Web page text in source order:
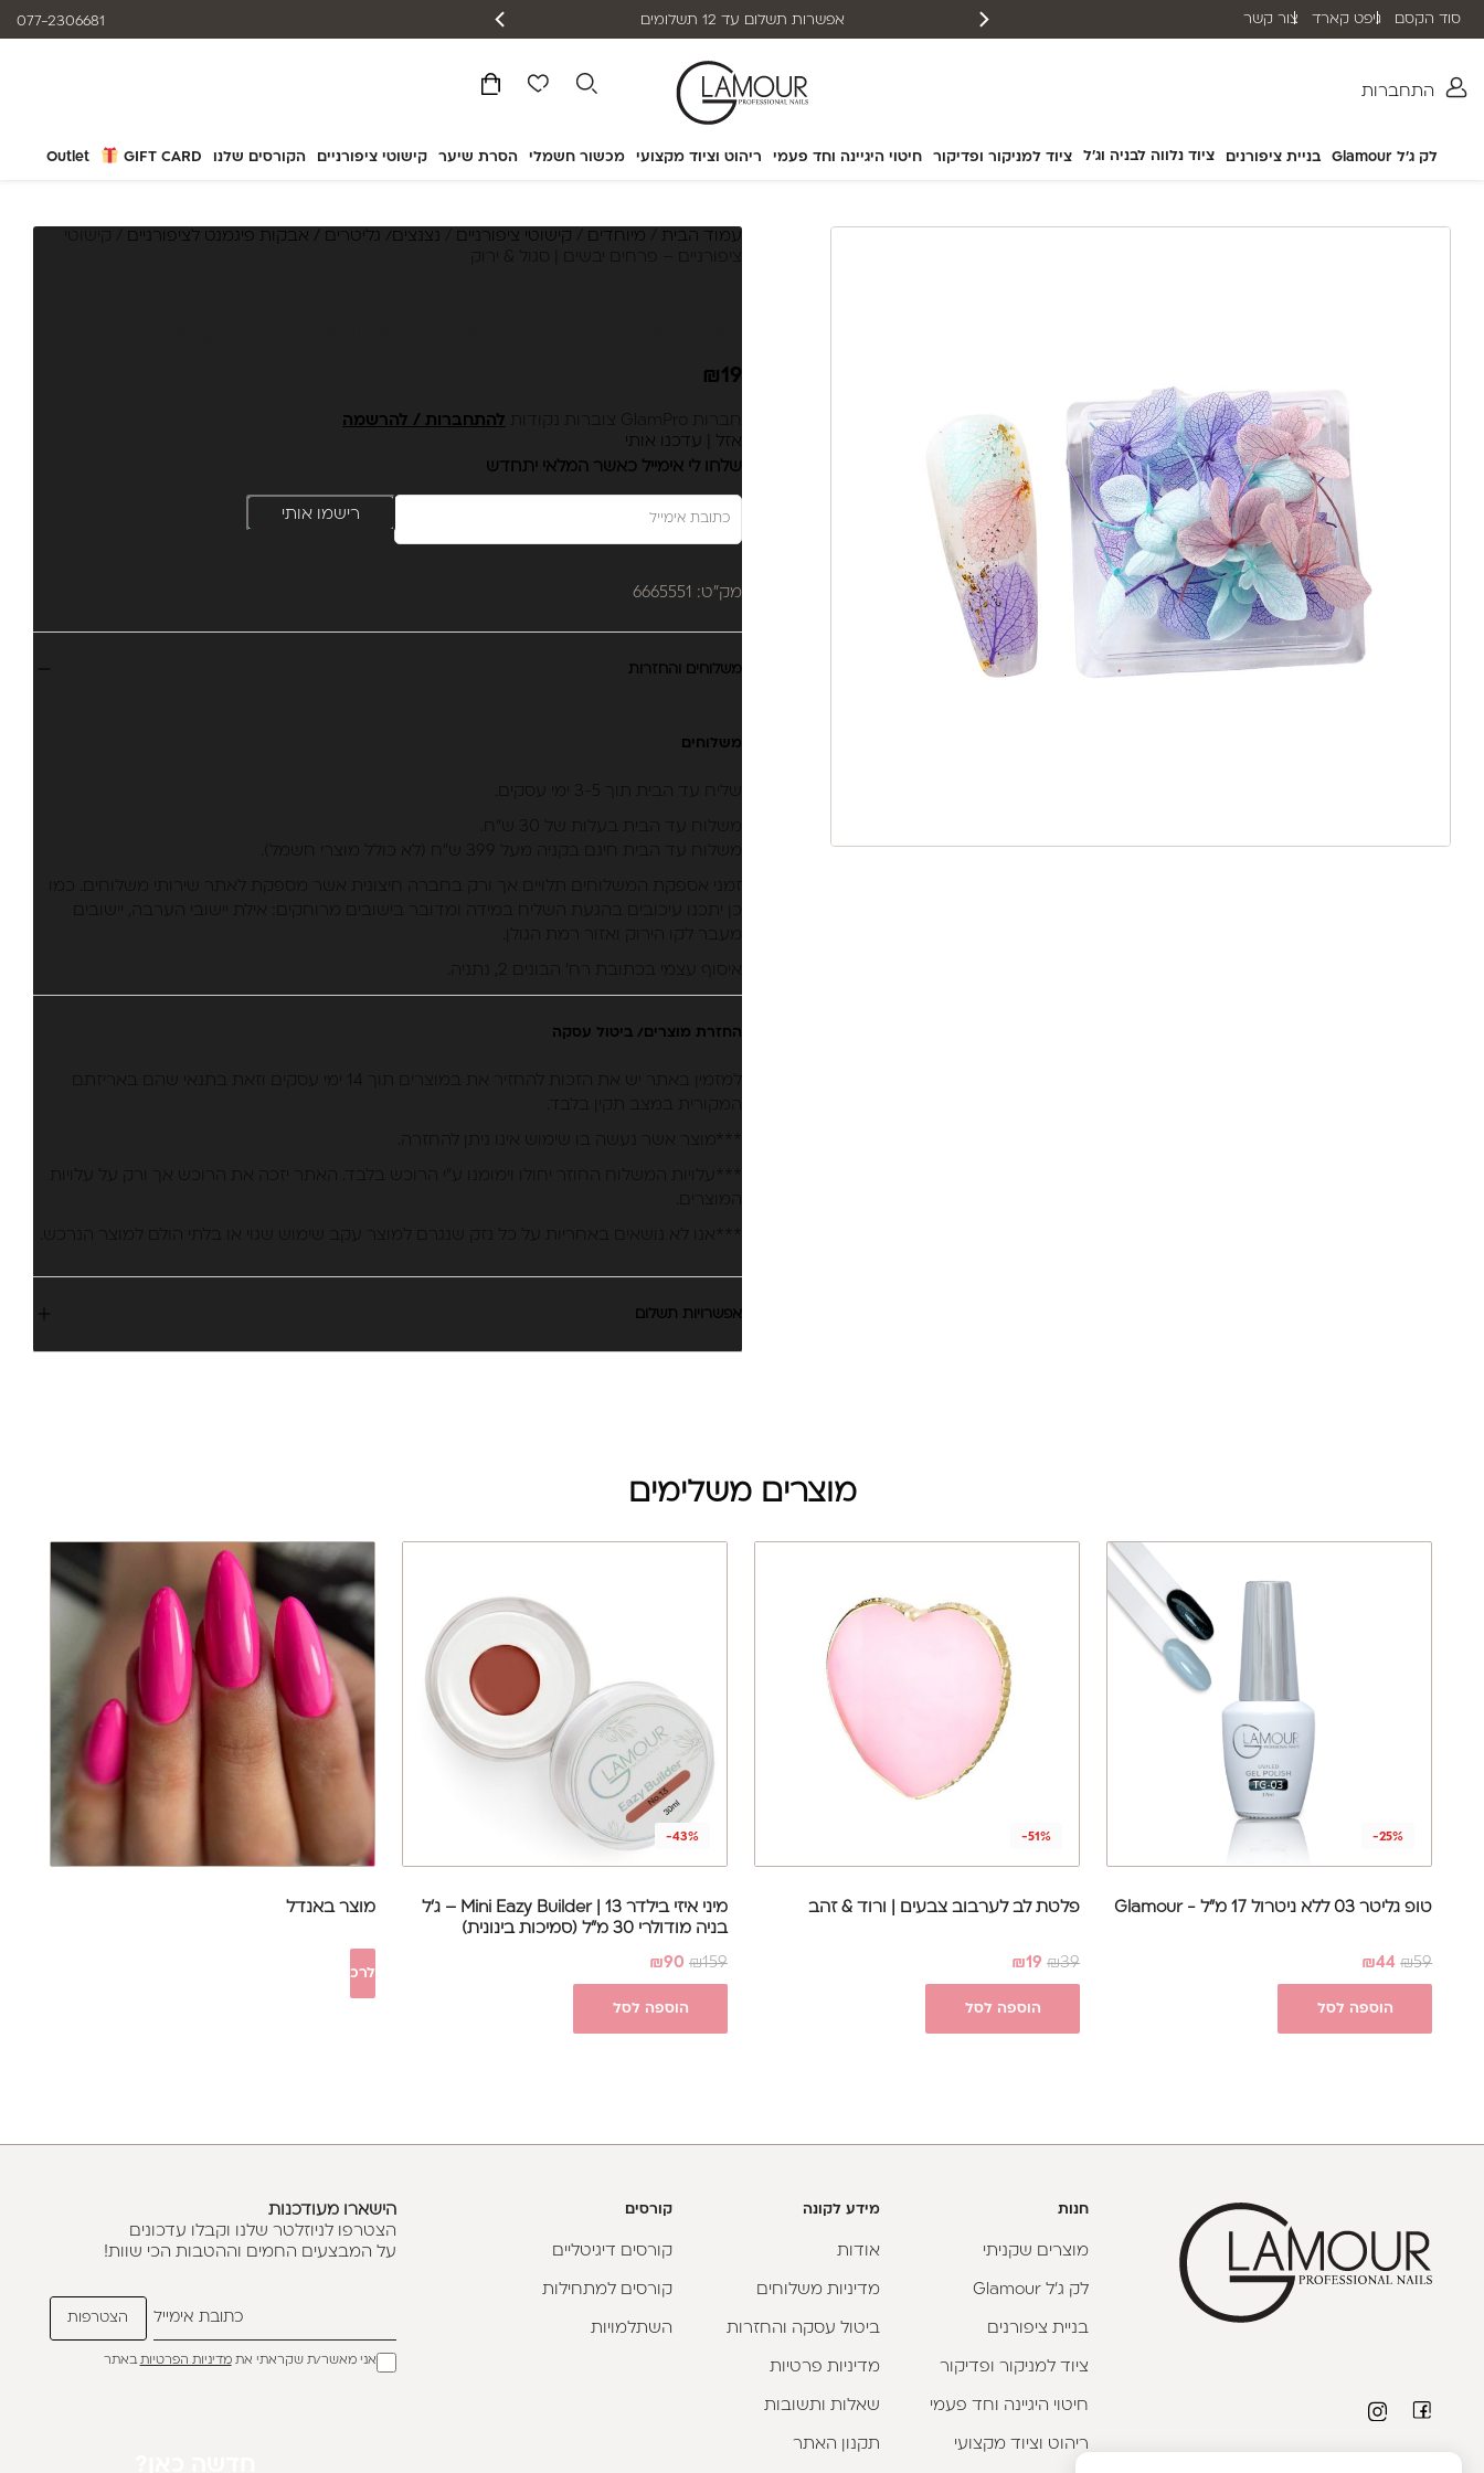
התחברות
לק ג'ל Glamour בניית ציפורנים ציוד נלווה לבניה וג'ל ציוד למניקור ופדיקור חיטוי היגיינה וחד פעמי ריהוט וציוד מקצועי מכשור חשמלי הסרת שיער קישוטי ציפורניים הקורסים שלנו GIFT CARD
Outlet
077-2306681 שליח עד הבית תוך 2-5 ימי עסקים אפשרות תשלום עד 12 תשלומים סוד הקסם גיפט קארד צור קשר
עמוד הבית מיוחדים קישוטי ציפורניים נצנצים/ גליטרים / אבקות פיגמנט לציפורניים
₪19
להתחברות / להרשמה
אזל | עדכנו אותי
שלחו לי אימייל כאשר המלאי יתחדש
רישמו אותי
מק"ט: 6665551
משלוחים והחזרות
משלוחים
שליח עד הבית תוך 3-5 ימי עסקים.
משלוח עד הבית בעלות של 30 ש״ח.
משלוח עד הבית חינם בקניה מעל 399 ש״ח (לא כולל מוצרי חשמל).
כן יתכנו עיכובים בהגעת השליח במידה ומדובר בישובים מרוחקים: אילת יישובי הערבה, יישובים
החזרת מוצרים/ ביטול עסקה
המקורית במצב תקין בלבד.
***עלויות המשלוח החוזר יחולו וימומנו ע”י הרוכש בלבד. האתר יזכה את הרוכש אך ורק על עלויות
אפשרויות תשלום
מוצרים משלימים
-25%
טופ גליטר 03 ללא ניטרול 17 מ"ל - Glamour
₪59
₪44
הוספה לסל
-51%
פלטת לב לערבוב צבעים | ורוד & זהב
₪39
₪19
הוספה לסל
-43%
מיני איזי בילדר 13 | Mini Eazy Builder – ג'ל
בניה מודולרי 30 מ"ל (סמיכות בינונית)
₪159
₪90
הוספה לסל
מוצר באנדל
לרכישה
חנות
מוצרים שקניתי
לק ג'ל Glamour
בניית ציפורנים
ציוד למניקור ופדיקור
חיטוי היגיינה וחד פעמי
ריהוט וציוד מקצועי
מידע לקונה
אודות
מדיניות משלוחים
ביטול עסקה והחזרות
מדיניות פרטיות
שאלות ותשובות
תקנון האתר
קורסים
קורסים דיגיטליים
קורסים למתחילות
השתלמויות
הישארו מעודכנות
הצטרפו לניוזלטר שלנו וקבלו עדכונים
על המבצעים החמים וההטבות הכי שוות!
אני מאשר/ת שקראתי אתמדיניות הפרטיותבאתר